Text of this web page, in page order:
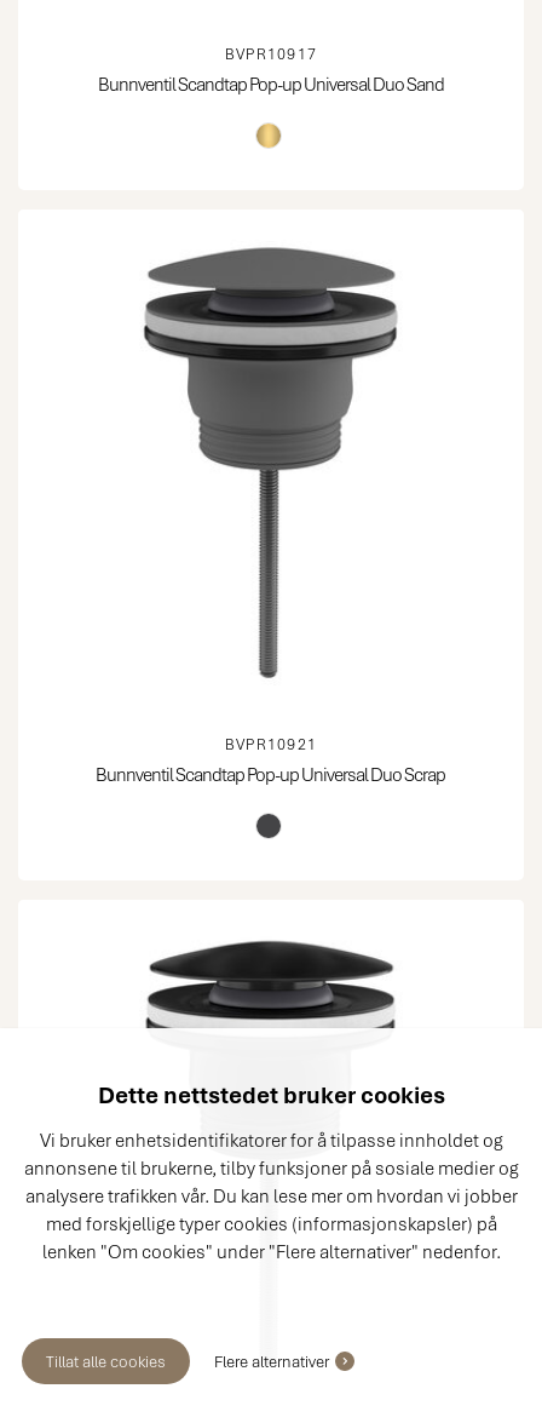
Dette nettstedet bruker cookies
Vi bruker enhetsidentifikatorer for å tilpasse innholdet og
annonsene til brukerne, tilby funksjoner på sosiale medier og
analysere trafikken vår. Du kan lese mer om hvordan vi jobber
med forskjellige typer cookies (informasjonskapsler) på
lenken "Om cookies" under "Flere alternativer" nedenfor.
Tillat alle cookies Flere alternativer
BVPR10917
Bunnventil Scandtap Pop-up Universal Duo Sand
BVPR10921
Bunnventil Scandtap Pop-up Universal Duo Scrap